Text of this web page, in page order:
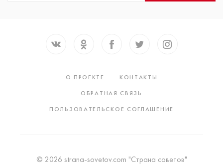
О ПРОЕКТЕ
КОНТАКТЫ
ОБРАТНАЯ СВЯЗЬ
ПОЛЬЗОВАТЕЛЬСКОЕ СОГЛАШЕНИЕ
© 2026 strana-sovetov.com "Страна советов"